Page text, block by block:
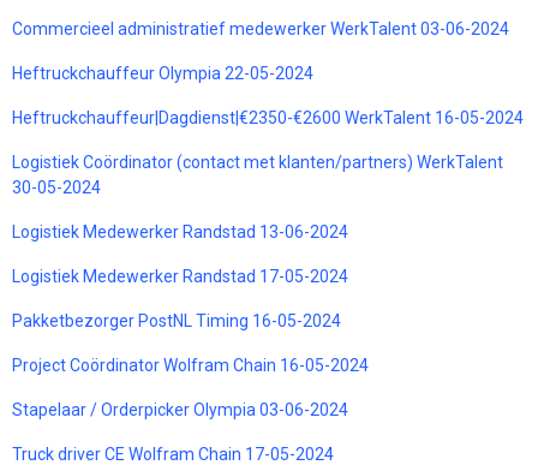
Commercieel administratief medewerker WerkTalent 03-06-2024
Heftruckchauffeur Olympia 22-05-2024
Heftruckchauffeur|Dagdienst|€2350-€2600 WerkTalent 16-05-2024
Logistiek Coördinator (contact met klanten/partners) WerkTalent
30-05-2024
Logistiek Medewerker Randstad 13-06-2024
Logistiek Medewerker Randstad 17-05-2024
Pakketbezorger PostNL Timing 16-05-2024
Project Coördinator Wolfram Chain 16-05-2024
Stapelaar / Orderpicker Olympia 03-06-2024
Truck driver CE Wolfram Chain 17-05-2024